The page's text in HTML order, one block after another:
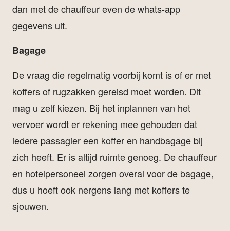
dan met de chauffeur even de whats-app
gegevens uit.
Bagage
De vraag die regelmatig voorbij komt is of er met
koffers of rugzakken gereisd moet worden. Dit
mag u zelf kiezen. Bij het inplannen van het
vervoer wordt er rekening mee gehouden dat
iedere passagier een koffer en handbagage bij
zich heeft. Er is altijd ruimte genoeg. De chauffeur
en hotelpersoneel zorgen overal voor de bagage,
dus u hoeft ook nergens lang met koffers te
sjouwen.